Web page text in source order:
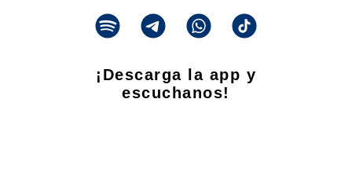
¡Descarga la app y
escuchanos!